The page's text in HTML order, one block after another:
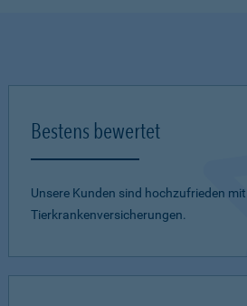
Bestens bewertet
Unsere Kunden sind hochzufrieden
Tierkrankenversicherungen.